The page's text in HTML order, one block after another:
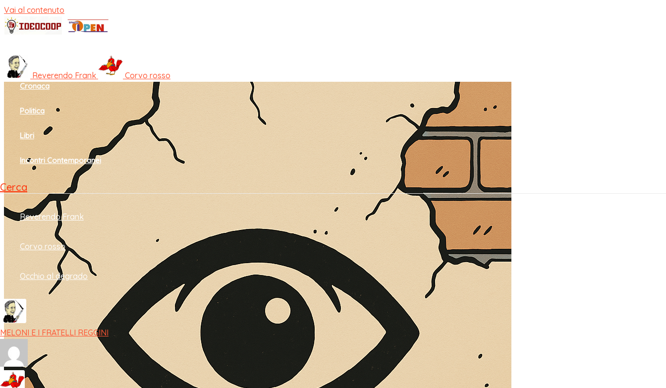
Vai al contenuto
Cultura e società
Cronaca
Politica
Libri
Incontri Contemporanei
Cerca
Reverendo Frank
Corvo rosso
Occhio al degrado
MELONI E I FRATELLI REGGINI
Reverendo Frank Corvo rosso